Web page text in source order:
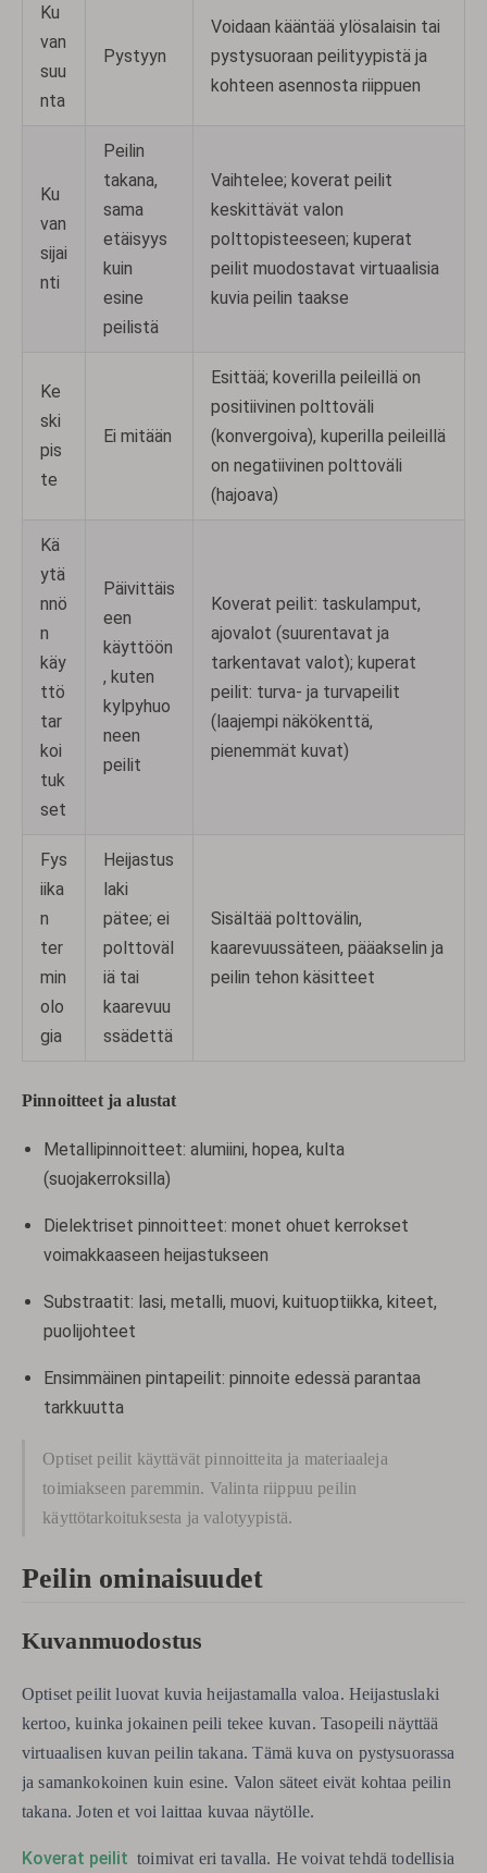
Ku
van
suu
nta
Pystyyn
Voidaan kääntää ylösalaisin tai
pystysuoraan peilityypistä ja
kohteen asennosta riippuen
Ku
van
sijai
nti
Peilin
takana,
sama
etäisyys
kuin
esine
peilistä
Vaihtelee; koverat peilit
keskittävät valon
polttopisteeseen; kuperat
peilit muodostavat virtuaalisia
kuvia peilin taakse
Ke
ski
pis
te
Ei mitään
Esittää; koverilla peileillä on
positiivinen polttoväli
(konvergoiva), kuperilla peileillä
on negatiivinen polttoväli
(hajoava)
Kä
ytä
nnö
n
käy
ttö
tar
koi
tuk
set
Päivittäis
een
käyttöön
, kuten
kylpyhuo
neen
peilit
Koverat peilit: taskulamput,
ajovalot (suurentavat ja
tarkentavat valot); kuperat
peilit: turva- ja turvapeilit
(laajempi näkökenttä,
pienemmät kuvat)
Fys
iika
n
ter
min
olo
gia
Heijastus
laki
pätee; ei
polttoväl
iä tai
kaarevuu
ssädettä
Sisältää polttovälin,
kaarevuussäteen, pääakselin ja
peilin tehon käsitteet
Pinnoitteet ja alustat
Metallipinnoitteet: alumiini, hopea, kulta
(suojakerroksilla)
Dielektriset pinnoitteet: monet ohuet kerrokset
voimakkaaseen heijastukseen
Substraatit: lasi, metalli, muovi, kuituoptiikka, kiteet,
puolijohteet
Ensimmäinen pintapeilit: pinnoite edessä parantaa
tarkkuutta
Optiset peilit käyttävät pinnoitteita ja materiaaleja
toimiakseen paremmin. Valinta riippuu peilin
käyttötarkoituksesta ja valotyypistä.
Peilin ominaisuudet
Kuvanmuodostus
Optiset peilit luovat kuvia heijastamalla valoa. Heijastuslaki
kertoo, kuinka jokainen peili tekee kuvan. Tasopeili näyttää
virtuaalisen kuvan peilin takana. Tämä kuva on pystysuorassa
ja samankokoinen kuin esine. Valon säteet eivät kohtaa peilin
takana. Joten et voi laittaa kuvaa näytölle.
Koverat peilit toimivat eri tavalla. He voivat tehdä todellisia